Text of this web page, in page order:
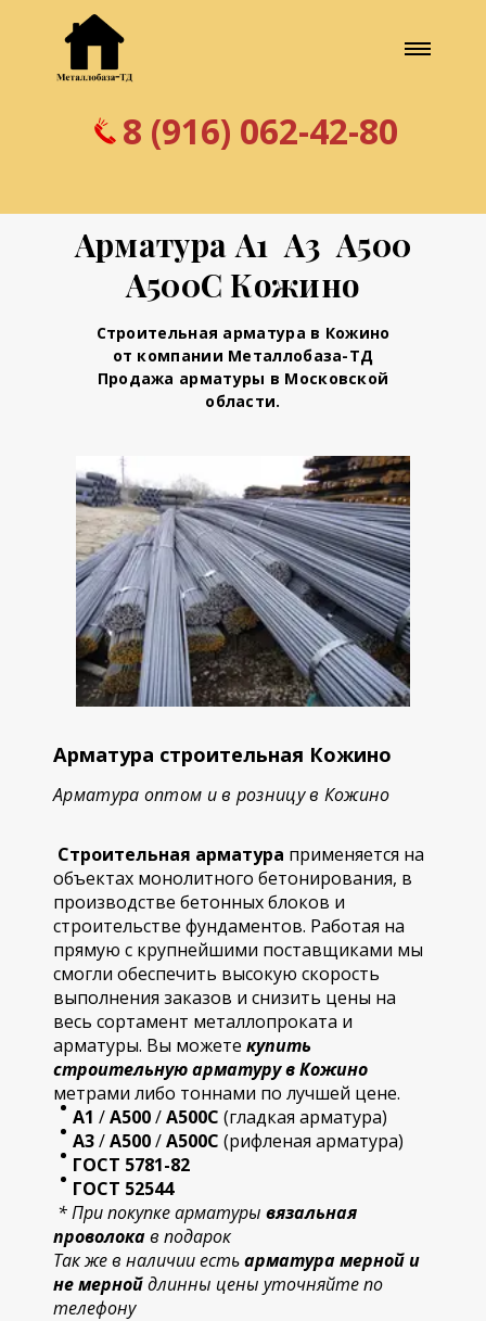
8 (916) 062-42-80
Арматура А1 А3 А500
А500С Кожино
Строительная арматура в Кожино
от компании Металлобаза-ТД
Продажа арматуры в Московской
области.
Арматура строительная Кожино
Арматура оптом и в розницу в Кожино
Строительная арматура применяется на
объектах монолитного бетонирования, в
производстве бетонных блоков и
строительстве фундаментов. Работая на
прямую с крупнейшими поставщиками мы
смогли обеспечить высокую скорость
выполнения заказов и снизить цены на
весь сортамент металлопроката и
арматуры. Вы можете купить
строительнуюарматуру в Кожино
метрами либо тоннами по лучшей цене.
А1 /А500/А500С (гладкая арматура)
А3/А500/А500С (рифленая арматура)
ГОСТ 5781-82
ГОСТ 52544
* При покупке арматуры вязальная
проволокав подарок
Так же в наличии естьарматура мерной и
не мернойдлинны цены уточняйте по
телефону